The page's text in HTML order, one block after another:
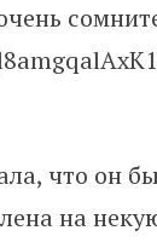
что он
на